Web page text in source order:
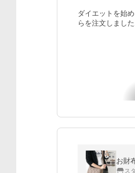
ダイエットを始
らを注文しまし
ス